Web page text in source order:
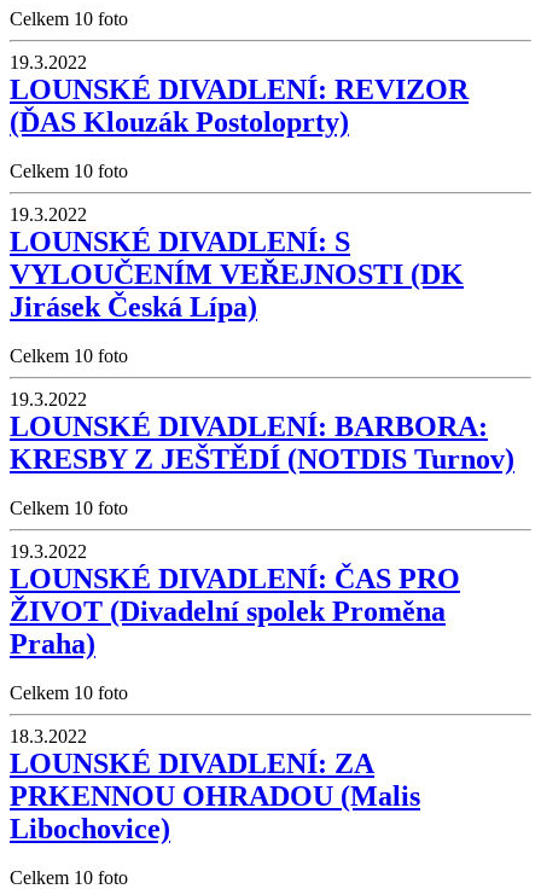
Celkem 10 foto
19.3.2022
LOUNSKÉ DIVADLENÍ: REVIZOR
(ĎAS Klouzák Postoloprty)
Celkem 10 foto
19.3.2022
LOUNSKÉ DIVADLENÍ: S
VYLOUČENÍM VEŘEJNOSTI (DK
Jirásek Česká Lípa)
Celkem 10 foto
19.3.2022
LOUNSKÉ DIVADLENÍ: BARBORA:
KRESBY Z JEŠTĚDÍ (NOTDIS Turnov)
Celkem 10 foto
19.3.2022
LOUNSKÉ DIVADLENÍ: ČAS PRO
ŽIVOT (Divadelní spolek Proměna
Praha)
Celkem 10 foto
18.3.2022
LOUNSKÉ DIVADLENÍ: ZA
PRKENNOU OHRADOU (Malis
Libochovice)
Celkem 10 foto